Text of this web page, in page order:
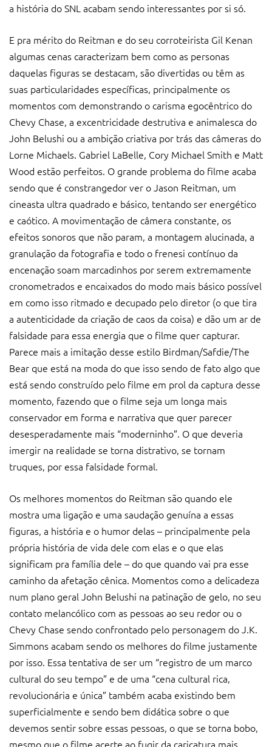
a história do SNL acabam sendo interessantes por si só.
E pra mérito do Reitman e do seu corroteirista Gil Kenan
algumas cenas caracterizam bem como as personas
daquelas figuras se destacam, são divertidas ou têm as
suas particularidades específicas, principalmente os
momentos com demonstrando o carisma egocêntrico do
Chevy Chase, a excentricidade destrutiva e animalesca do
John Belushi ou a ambição criativa por trás das câmeras do
Lorne Michaels. Gabriel LaBelle, Cory Michael Smith e Matt
Wood estão perfeitos. O grande problema do filme acaba
sendo que é constrangedor ver o Jason Reitman, um
cineasta ultra quadrado e básico, tentando ser energético
e caótico. A movimentação de câmera constante, os
efeitos sonoros que não param, a montagem alucinada, a
granulação da fotografia e todo o frenesi contínuo da
encenação soam marcadinhos por serem extremamente
cronometrados e encaixados do modo mais básico possível
em como isso ritmado e decupado pelo diretor (o que tira
a autenticidade da criação de caos da coisa) e dão um ar de
falsidade para essa energia que o filme quer capturar.
Parece mais a imitação desse estilo Birdman/Safdie/The
Bear que está na moda do que isso sendo de fato algo que
está sendo construído pelo filme em prol da captura desse
momento, fazendo que o filme seja um longa mais
conservador em forma e narrativa que quer parecer
desesperadamente mais “moderninho”. O que deveria
imergir na realidade se torna distrativo, se tornam
truques, por essa falsidade formal.
Os melhores momentos do Reitman são quando ele
mostra uma ligação e uma saudação genuína a essas
figuras, a história e o humor delas – principalmente pela
própria história de vida dele com elas e o que elas
significam pra família dele – do que quando vai pra esse
caminho da afetação cênica. Momentos como a delicadeza
num plano geral John Belushi na patinação de gelo, no seu
contato melancólico com as pessoas ao seu redor ou o
Chevy Chase sendo confrontado pelo personagem do J.K.
Simmons acabam sendo os melhores do filme justamente
por isso. Essa tentativa de ser um “registro de um marco
cultural do seu tempo” e de uma “cena cultural rica,
revolucionária e única” também acaba existindo bem
superficialmente e sendo bem didática sobre o que
devemos sentir sobre essas pessoas, o que se torna bobo,
mesmo que o filme acerte ao fugir da caricatura mais